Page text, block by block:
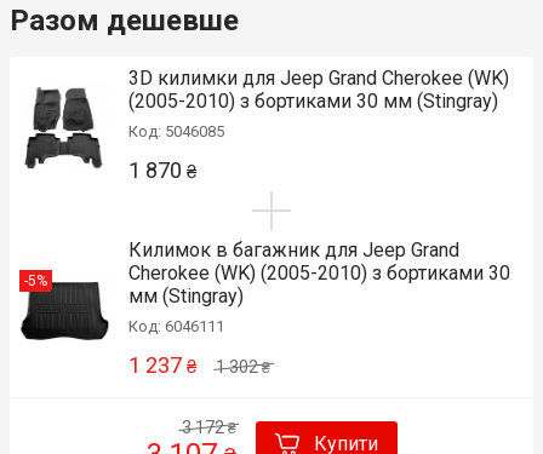
Разом дешевше
3D килимки для Jeep Grand Cherokee (WK)
(2005-2010) з бортиками 30 мм (Stingray)
Код: 5046085
1 870 ₴
-5%
Килимок в багажник для Jeep Grand
Cherokee (WK) (2005-2010) з бортиками 30
мм (Stingray)
Код: 6046111
1 302₴
1 237 ₴
3 172₴
Купити